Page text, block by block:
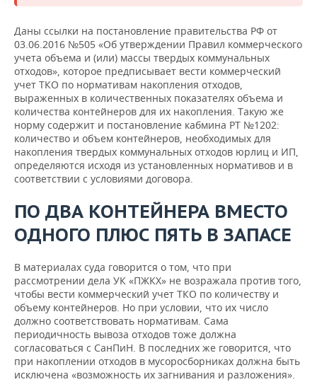
Даны ссылки на постановление правительства РФ от
03.06.2016 №505 «Об утверждении Правил коммерческого
учета объема и (или) массы твердых коммунальных
отходов», которое предписывает вести коммерческий
учет ТКО по нормативам накопления отходов,
выраженных в количественных показателях объема и
количества контейнеров для их накопления. Такую же
норму содержит и постановление кабмина РТ №1202:
количество и объем контейнеров, необходимых для
накопления твердых коммунальных отходов юрлиц и ИП,
определяются исходя из установленных нормативов и в
соответствии с условиями договора.
ПО ДВА КОНТЕЙНЕРА ВМЕСТО
ОДНОГО ПЛЮС ПЯТЬ В ЗАПАСЕ
В материалах суда говорится о том, что при
рассмотрении дела УК «ПЖКХ» не возражала против того,
чтобы вести коммерческий учет ТКО по количеству и
объему контейнеров. Но при условии, что их число
должно соответствовать нормативам. Сама
периодичность вывоза отходов тоже должна
согласоваться с СанПиН. В последних же говорится, что
при накоплении отходов в мусоросборниках должна быть
исключена «возможность их загнивания и разложения».